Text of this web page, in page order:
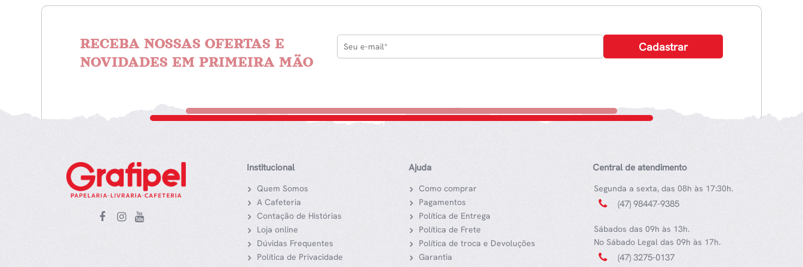
RECEBA NOSSAS OFERTAS E
NOVIDADES EM PRIMEIRA MÃO
Institucional
Quem Somos
A Cafeteria
Contação de Histórias
Loja online
Dúvidas Frequentes
Política de Privacidade
Ajuda
Como comprar
Pagamentos
Política de Entrega
Política de Frete
Política de troca e Devoluções
Garantia
Central de atendimento
Segunda a sexta, das 08h às 17:30h.
(47) 98447-9385
Sábados das 09h às 13h.
No Sábado Legal das 09h às 17h.
(47) 3275-0137